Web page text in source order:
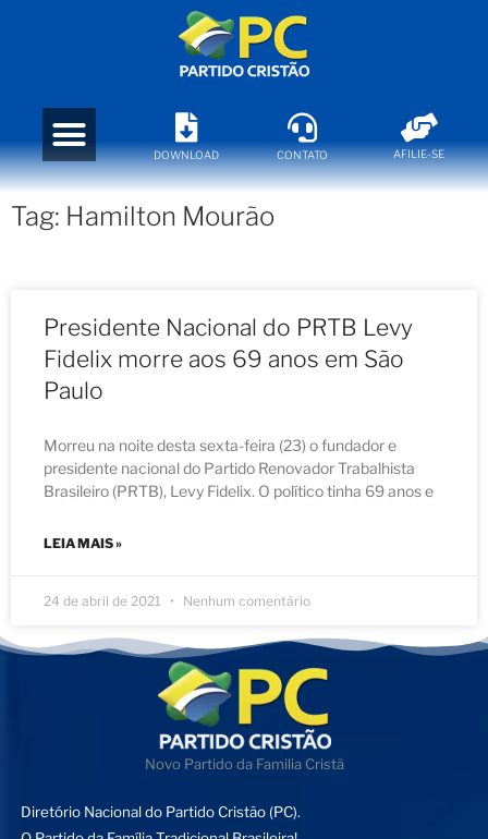
DOWNLOAD CONTATO AFILIE-SE
Tag: Hamilton Mourão
Presidente Nacional do PRTB Levy
Fidelix morre aos 69 anos em São
Paulo
Morreu na noite desta sexta-feira (23) o fundador e
presidente nacional do Partido Renovador Trabalhista
Brasileiro (PRTB), Levy Fidelix. O político tinha 69 anos e
LEIA MAIS »
24 de abril de 2021 Nenhum comentário
Novo Partido da Familia Cristã
Diretório Nacional do Partido Cristão (PC).